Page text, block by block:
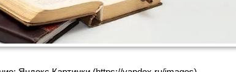
Самозанятая Салмашова
А.А. ИНН:610207641003